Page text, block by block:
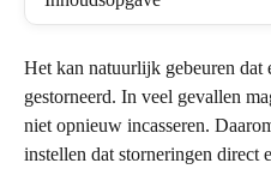
Het kan natuurlijk gebeuren dat
gestorneerd. In veel gevallen
niet opnieuw incasseren.
instellen dat storneringen direct